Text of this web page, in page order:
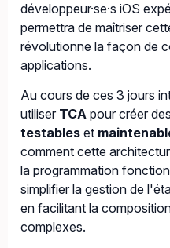
développeur·se·s iOS
permettra de maîtriser
révolutionne la façon de
applications.
Au cours de ces 3 jours
utiliser TCA pour créer
testables et
comment cette
la programmation
simplifier la gestion de
en facilitant la
complexes.